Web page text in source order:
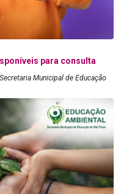
para consulta
Municipal de Educação